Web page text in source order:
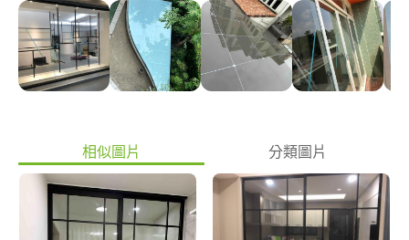
施打 地板矽利康填縫 鋁窗塞水路
相似圖片 分類圖片